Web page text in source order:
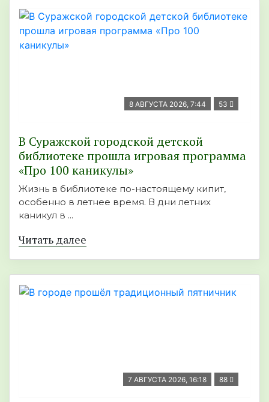
8 АВГУСТА 2026, 7:44 53
В Суражской городской детской
библиотеке прошла игровая программа
«Про 100 каникулы»
Жизнь в библиотеке по-настоящему кипит,
особенно в летнее время. В дни летних
каникул в ...
Читать далее
7 АВГУСТА 2026, 16:18 88